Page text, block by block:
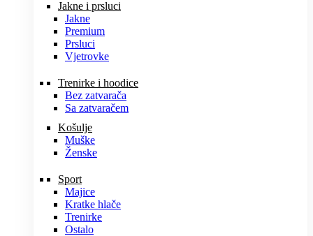
Jakne i prsluci
Jakne
Premium
Prsluci
Vjetrovke
Trenirke i hoodice
Bez zatvarača
Sa zatvaračem
Košulje
Muške
Ženske
Sport
Majice
Kratke hlače
Trenirke
Ostalo